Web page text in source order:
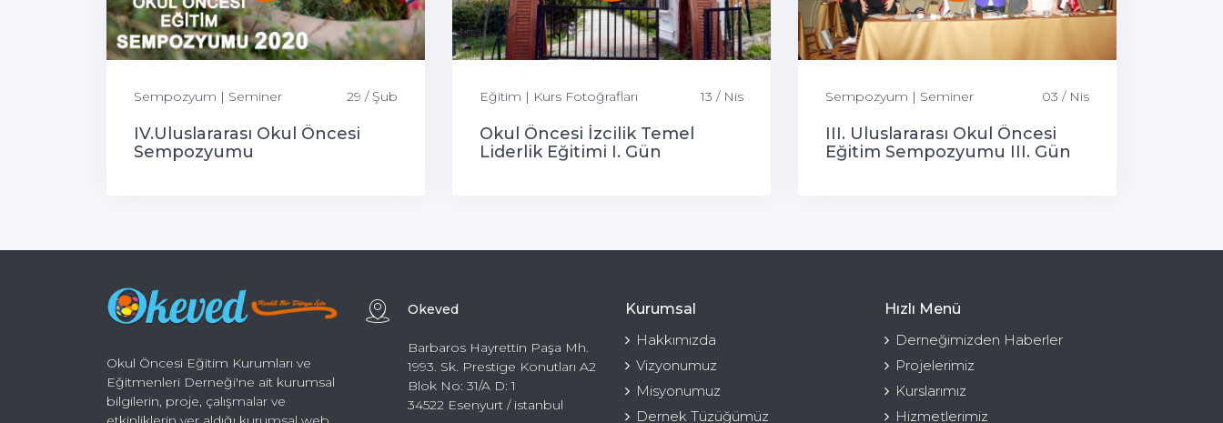
Sempozyum | Seminer 29 / Şub
IV.Uluslararası Okul Öncesi
Sempozyumu
Eğitim | Kurs Fotoğrafları 13 / Nis
Okul Öncesi İzcilik Temel
Liderlik Eğitimi I. Gün
Sempozyum | Seminer 03 / Nis
III. Uluslararası Okul Öncesi
Eğitim Sempozyumu III. Gün
Okul Öncesi Eğitim Kurumları ve
Eğitmenleri Derneği'ne ait kurumsal
bilgilerin, proje, çalışmalar ve
Okeved
Barbaros Hayrettin Paşa Mh.
1993. Sk. Prestige Konutları A2
Blok No: 31/A D: 1
34522 Esenyurt / istanbul
Kurumsal
Hakkımızda
Vizyonumuz
Misyonumuz
Dernek Tüzüğümüz
Hızlı Menü
Derneğimizden Haberler
Projelerimiz
Kurslarımız
Hizmetlerimiz